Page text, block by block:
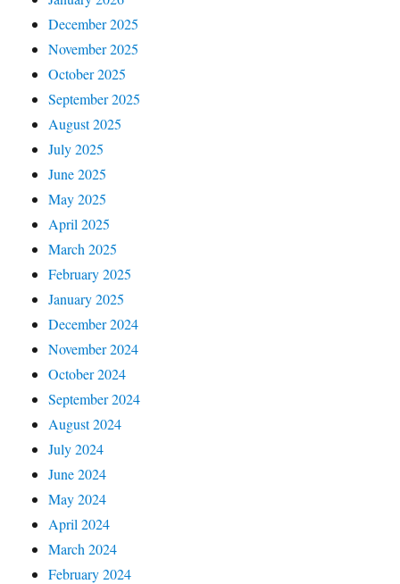
December 2025
November 2025
October 2025
September 2025
August 2025
July 2025
June 2025
May 2025
April 2025
March 2025
February 2025
January 2025
December 2024
November 2024
October 2024
September 2024
August 2024
July 2024
June 2024
May 2024
April 2024
March 2024
February 2024